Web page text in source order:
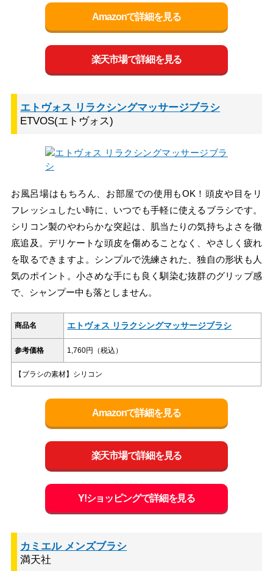
Amazonで詳細を見る
楽天市場で詳細を見る
エトヴォス リラクシングマッサージブラシ
ETVOS(エトヴォス)
お風呂場はもちろん、お部屋での使用もOK！頭皮や目をリ
フレッシュしたい時に、いつでも手軽に使えるブラシです。
シリコン製のやわらかな突起は、肌当たりの気持ちよさを徹
底追及。デリケートな頭皮を傷めることなく、やさしく疲れ
を取るできますよ。シンプルで洗練された、独自の形状も人
気のポイント。小さめな手にも良く馴染む抜群のグリップ感
で、シャンプー中も落としません。
商品名 エトヴォス リラクシングマッサージブラシ
参考価格 1,760円（税込）
【ブラシの素材】シリコン
Amazonで詳細を見る
楽天市場で詳細を見る
Y!ショッピングで詳細を見る
カミエル メンズブラシ
満天社